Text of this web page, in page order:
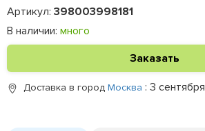
Артикул: 398003998181
В наличии: много
Доставка в город Москва : 3 сентября